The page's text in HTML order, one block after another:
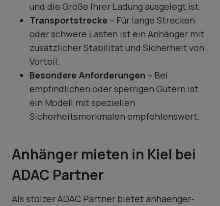
und die Größe Ihrer Ladung ausgelegt ist.
Transportstrecke – Für lange Strecken
oder schwere Lasten ist ein Anhänger mit
zusätzlicher Stabilität und Sicherheit von
Vorteil.
Besondere Anforderungen – Bei
empfindlichen oder sperrigen Gütern ist
ein Modell mit speziellen
Sicherheitsmerkmalen empfehlenswert.
Anhänger mieten in Kiel bei
ADAC Partner
Als stolzer ADAC Partner bietet anhaenger-